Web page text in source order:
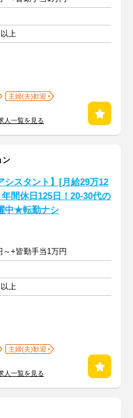
上
主婦(夫)歓迎
人一覧を見る
ン
シスタント】[月給29万12
間休日125日！20-30代の
中★転勤ナシ
～+皆勤手当1万円
上
主婦(夫)歓迎
人一覧を見る